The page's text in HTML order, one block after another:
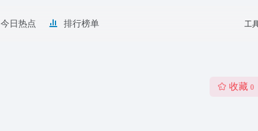
今日热点 排行榜单 工
收藏 0